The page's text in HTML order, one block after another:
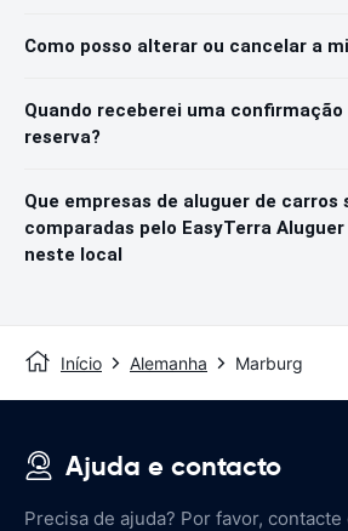
Como posso alterar ou cancelar a
Quando receberei uma confirmação
reserva?
Que empresas de aluguer de carros
comparadas pelo EasyTerra Aluguer
neste local
Início Alemanha Marburg
Ajuda e contacto
Precisa de ajuda? Por favor, contacte